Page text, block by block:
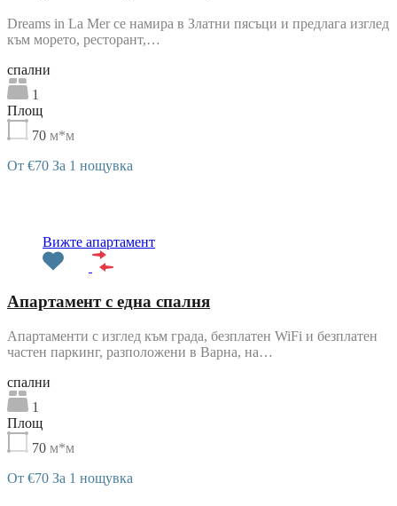
Dreams in La Mer се намира в Златни пясъци и предлага изглед
към морето, ресторант,…
cпални
1
Площ
70 м*м
От €70 За 1 нощувка
Вижте апартамент
Апартамент с една спалня
Апартаменти с изглед към града, безплатен WiFi и безплатен
частен паркинг, разположени в Варна, на…
cпални
1
Площ
70 м*м
От €70 За 1 нощувка